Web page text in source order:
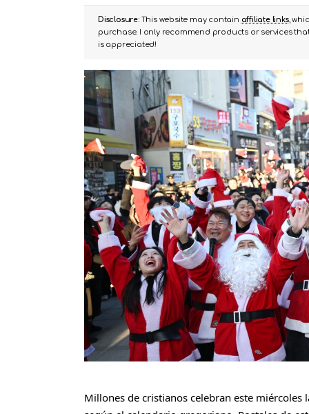
Disclosure:This website may contain affiliate links,
purchase. I only recommend products or services
is appreciated!
Millones de cristianos celebran este miércoles